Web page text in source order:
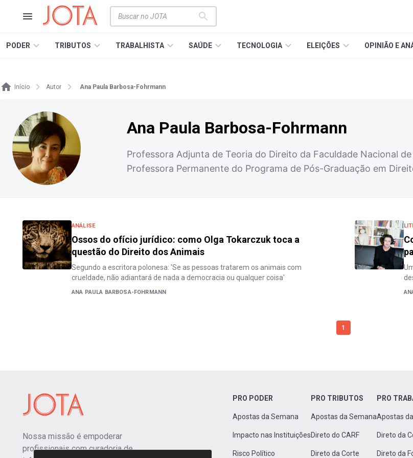
PODER TRIBUTOS TRABALHISTA SAÚDE TECNOLOGIA ELEIÇÕES OPINIÃO E
Início Autor Ana Paula Barbosa-Fohrmann
Ana Paula Barbosa-Fohrmann
Professora Adjunta de Teoria do Direito da Faculdade Nacional
Professora Permanente do Programa de Pós-Graduação em
ANÁLISE
Ossos do ofício jurídico: como Olga Tokarczuk toca a
questão do Direito dos Animais
Segundo a escritora polonesa: 'Se as pessoas tratarem os animais com
crueldade, não adiantará de nada a democracia ou qualquer coisa'
ANA PAULA BARBOSA-FOHRMANN
1
Nossa missão é empoderar
profissionais com curadoria de
PRO PODER
Apostas da Semana
Impacto nas Instituições
Risco Político
PRO TRIBUTOS
Apostas da Semana
Direto do CARF
Direto da Corte
PRO
Apostas
Direto da
Direto da